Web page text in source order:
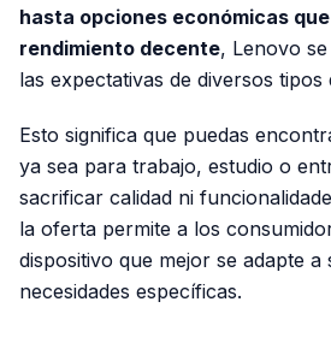
hasta opciones económicas
rendimiento decente, Lenovo
las expectativas de diversos tipos
Esto significa que puedas
ya sea para trabajo, estudio o
sacrificar calidad ni
la oferta permite a los
dispositivo que mejor se adapte a
necesidades específicas.